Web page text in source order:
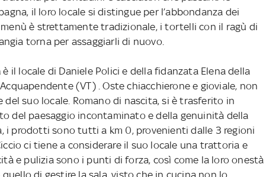
il loro locale si distingue per l’abbondanza dei
è strettamente tradizionale, i tortelli con il ragù di
torna per assaggiarli di nuovo.
è il locale di Daniele Polici e della fidanzata Elena della
(VT) . Oste chiacchierone e gioviale, non
del suo locale. Romano di nascita, si è trasferito in
del paesaggio incontaminato e della genuinità della
i prodotti sono tutti a km 0, provenienti dalle 3 regioni
ci tiene a considerare il suo locale una trattoria e
e pulizia sono i punti di forza, così come la loro onestà
di gestire la sala, visto che in cucina non lo